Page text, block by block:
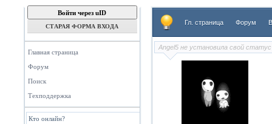
Войти через uID
СТАРАЯ ФОРМА ВХОДА
Главная страница
Форум
Поиск
Техподдержка
Кто онлайн?
Гл. страница Форум
Angel5 не установила свой статус